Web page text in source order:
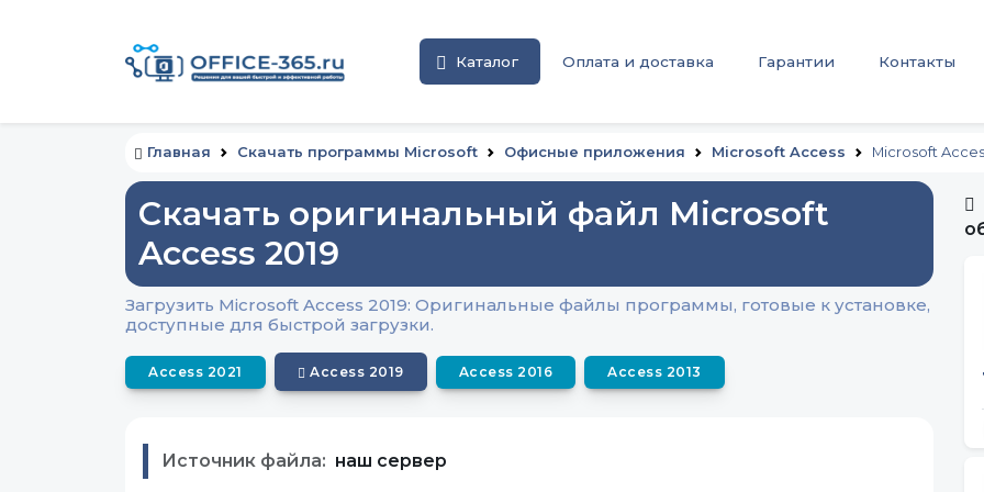
Каталог Оплата и доставка Гарантии Контакты
Главная Скачать программы Microsoft Офисные приложения Microsoft Access Microsoft
Скачать оригинальный файл Microsoft
Access 2019
Загрузить Microsoft Access 2019: Оригинальные файлы программы, готовые к установке,
доступные для быстрой загрузки.
Access 2021 Access 2019 Access 2016 Access 2013
Источник файла: наш сервер